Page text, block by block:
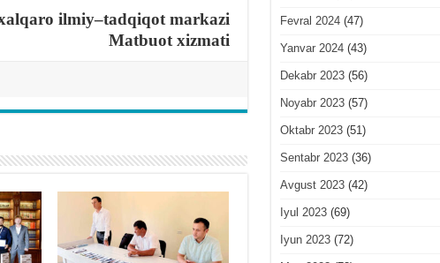
ilmiy–tadqiqot markazi
Matbuot xizmati
Fevral 2024(47)
Yanvar 2024(43)
Dekabr 2023(56)
Noyabr 2023(57)
Oktabr 2023(51)
Sentabr 2023(36)
Avgust 2023(42)
Iyul 2023(69)
Iyun 2023(72)